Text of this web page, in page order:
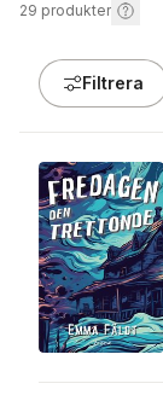
29 produkter
Filtrera